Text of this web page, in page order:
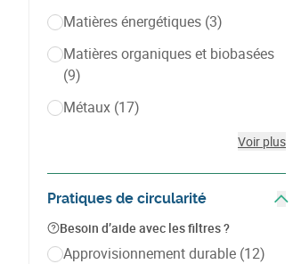
Matières énergétiques (3)
Matières organiques et biobasées
(9)
Métaux (17)
Voir plus
Pratiques de circularité
Besoin d’aide avec les filtres ?
Approvisionnement durable (12)